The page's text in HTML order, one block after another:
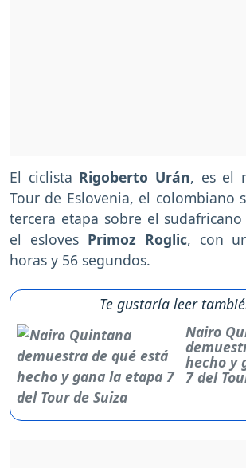
El ciclista Rigoberto Urán, es el
Tour de Eslovenia, el colombiano
tercera etapa sobre el sudafricano
el eslovesPrimoz Roglic, con
horas y 56 segundos.
Te gustaría leer
Nairo
hecho y
7 del